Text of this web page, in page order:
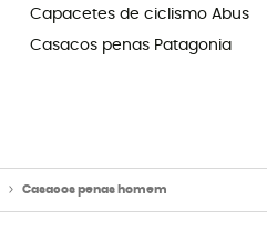
Capacetes de ciclismo Abus
Casacos penas Patagonia
Casacos penas homem